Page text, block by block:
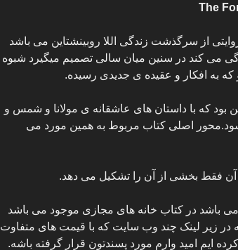
The
از سرگذشت زندگی اللا روبینشتاین می باشد
می کند در سنین میان سالی تصمیم میگیرد شبوه
که به افکار و عقیده ی جدیدی رسیده.
بود که با داستان های عاشقانه ی مولانا و شمس و
اصلی کتاب مربوط به همین مورد می
آن فقط بخشی از آن را تشکیل می دهد.
باشد در کتاب خانه های مجازی موجود می باشد
در زیر لینک چند وب سایت که با قیمت های متفاوت
ایم امید وارم مورد پسندتون قرار گرفته باشه.